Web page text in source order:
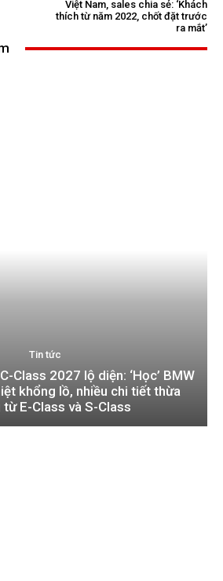
Việt Nam, sales chia sẻ: ‘Khách
thích từ năm 2022, chốt đặt trước
ra mắt’
Tin tức
Class 2027 lộ diện: ‘Học’ BMW
khổng lồ, nhiều chi tiết thừa
từ E-Class và S-Class